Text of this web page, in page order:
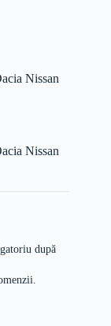
Nissan
Nissan
după